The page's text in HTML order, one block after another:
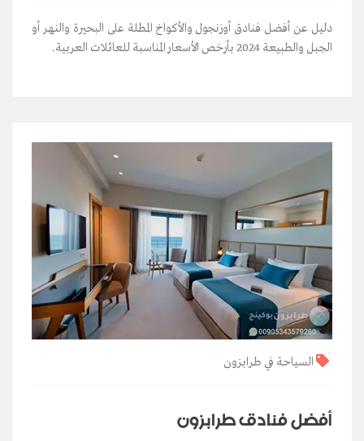
دليل عن أفضل فنادق أوزنجول والأكواخ المطلة على البحيرة والنهر أو
الجبل والطبيعة 2024 بأرخص الأسعار المناسبة للعائلات العربية.
السياحة في طرابزون
أفضل فنادق طرابزون